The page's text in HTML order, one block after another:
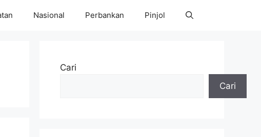
Nasional Perbankan Pinjol
Cari
Cari